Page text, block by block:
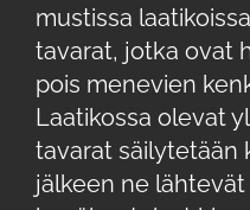
mustissa
tavarat, jotka ovat
pois menevien
Laatikossa olevat
tavarat säilytetään
jälkeen ne lähtevät